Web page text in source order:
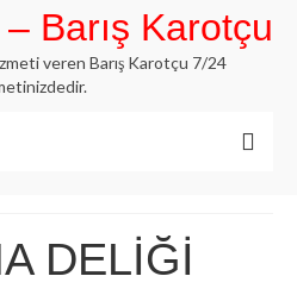
veren Barış Karotçu 7/24
DELİĞİ